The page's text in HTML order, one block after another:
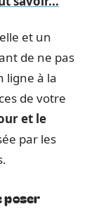
et un
de ne pas
ligne à la
de votre
et le
par les
poser